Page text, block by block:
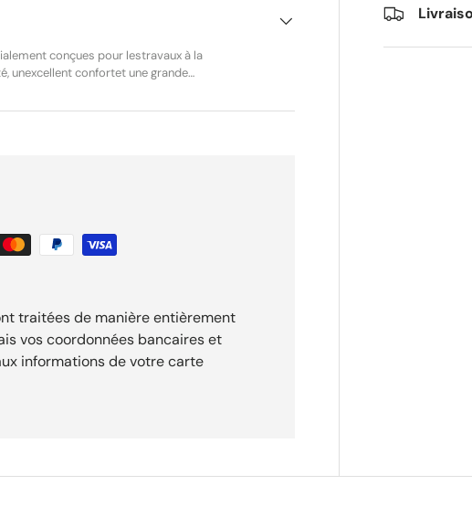
conçues pour lestravaux à la
unexcellent confortet une grande
en acierafin de protéger efficacement le
de sécurité anti-coupures Gamme :
anti-coupures intégrée Coque de
confort de marche Normes : DIN EN ISO
taille 41 réf 0088 532 0441 en pointure 41.
traitées de manière entièrement
vos coordonnées bancaires et
informations de votre carte